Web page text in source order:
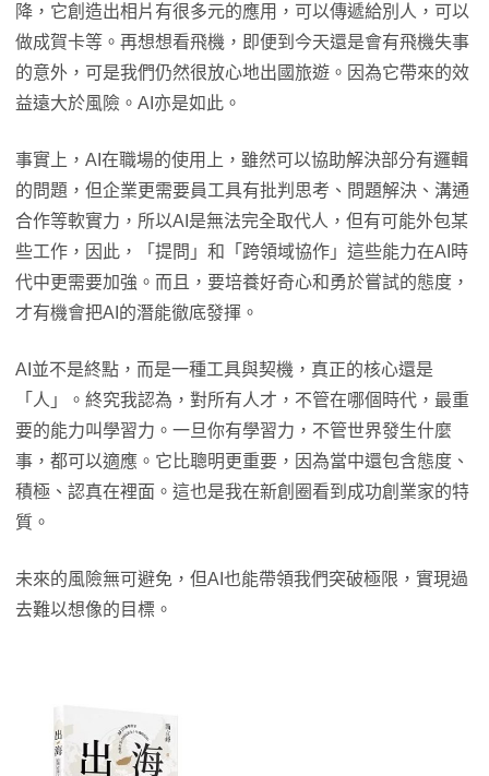
降，它創造出相片有很多元的應用，可以傳遞給別人，可以
做成賀卡等。再想想看飛機，即便到今天還是會有飛機失事
的意外，可是我們仍然很放心地出國旅遊。因為它帶來的效
益遠大於風險。AI亦是如此。
事實上，AI在職場的使用上，雖然可以協助解決部分有邏輯
的問題，但企業更需要員工具有批判思考、問題解決、溝通
合作等軟實力，所以AI是無法完全取代人，但有可能外包某
些工作，因此，「提問」和「跨領域協作」這些能力在AI時
代中更需要加強。而且，要培養好奇心和勇於嘗試的態度，
才有機會把AI的潛能徹底發揮。
AI並不是終點，而是一種工具與契機，真正的核心還是
「人」。終究我認為，對所有人才，不管在哪個時代，最重
要的能力叫學習力。一旦你有學習力，不管世界發生什麼
事，都可以適應。它比聰明更重要，因為當中還包含態度、
積極、認真在裡面。這也是我在新創圈看到成功創業家的特
質。
未來的風險無可避免，但AI也能帶領我們突破極限，實現過
去難以想像的目標。